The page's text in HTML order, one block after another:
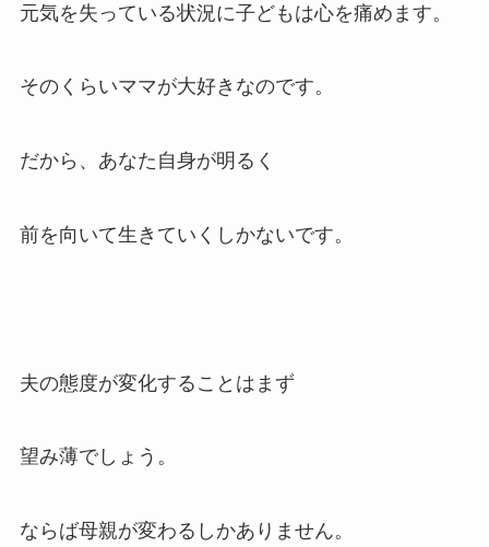
元気を失っている状況に子どもは心を痛めます。
そのくらいママが大好きなのです。
だから、あなた自身が明るく
前を向いて生きていくしかないです。
夫の態度が変化することはまず
望み薄でしょう。
ならば母親が変わるしかありません。